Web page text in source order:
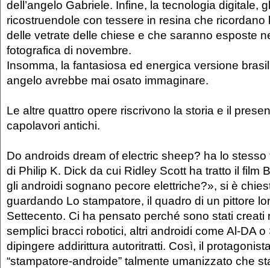
dell’angelo Gabriele. Infine, la tecnologia digitale,
ricostruendole con tessere in resina che ricordano
delle vetrate delle chiese e che saranno esposte
fotografica di novembre.
Insomma, la fantasiosa ed energica versione
angelo avrebbe mai osato immaginare.
Le altre quattro opere riscrivono la storia e il
capolavori antichi.
Do androids dream of electric sheep? ha lo
di Philip K. Dick da cui Ridley Scott ha tratto il film
gli androidi sognano pecore elettriche?», si è
guardando Lo stampatore, il quadro di un pittore
Settecento. Ci ha pensato perché sono stati creati
semplici bracci robotici, altri androidi come Al-DA
dipingere addirittura autoritratti. Così, il
“stampatore-androide” talmente umanizzato che